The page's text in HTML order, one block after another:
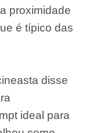
proximidade
é típico das
disse
ideal para